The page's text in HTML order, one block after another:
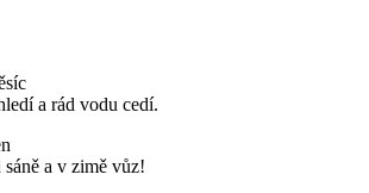
a rád vodu cedí.
a v zimě vůz!